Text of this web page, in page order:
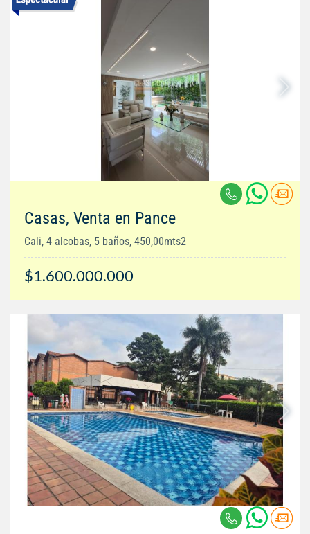
Casas, Venta en Pance
Cali, 4 alcobas, 5 baños, 450,00mts2
$1.600.000.000